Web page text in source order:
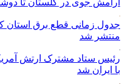
منتشر شد
رئیس ستاد مشترک ارتش
با ایران شد